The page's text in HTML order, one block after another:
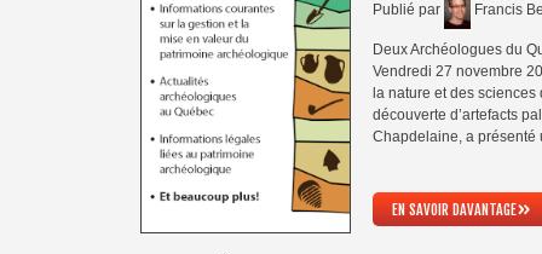
Publié par Francis
Deux Archéologues du
Vendredi 27 novembre
la nature et des
découverte d’artefacts
Chapdelaine, a présenté
EN SAVOIR DAVANTAGE»